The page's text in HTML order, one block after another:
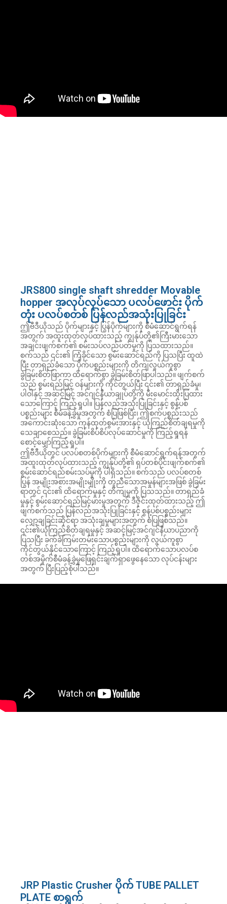
JRS800 single shaft shredder Movable
hopper အလုပ်လုပ်သော ပလပ်ဖောင်း ပိုက်
တုံး ပလပ်စတစ် ပြန်လည်အသုံးပြုခြင်း
ဤဗီဒီယိုသည် ပိုက်များနှင့် ပြွန်ပိုက်များကို စီမံဆောင်ရွက်ရန်
အတွက် အထူးထုတ်လုပ်ထားသည့် ကျွန်ုပ်တို့၏ကြီးမားသော
အချင်းဖျက်စက်၏ စမ်းသပ်လည်ပတ်မှုကို ပြသထားသည်။
စက်သည် ၎င်း၏ ကြံ့ခိုင်သော စွမ်းဆောင်ရည်ကို ပြသပြီး ထူထဲ
ပြီး တာရှည်ခံသော ပိုက်ပစ္စည်းများကို တိကျလွယ်ကူစွာ
ခွဲခြမ်းစိတ်ဖြာကာ ထိရောက်စွာ ခွဲခြမ်းစိတ်ဖြာပါသည်။ ဖျက်စက်
သည် စွမ်းရည်မြင့် ဝန်များကို ကိုင်တွယ်ပြီး ၎င်း၏ တာရှည်ခံမှု၊
ပါဝါနှင့် အဆင့်မြင့် အင်ဂျင်နီယာချုပ်တို့ကို မီးမောင်းထိုးပြထား
သောကြောင့် ကြည့်ရှုပါ။ ပြန်လည်အသုံးပြုခြင်းနှင့် စွန့်ပစ်
ပစ္စည်းများ စီမံခန့်ခွဲမှုအတွက် စံပြဖြစ်ပြီး၊ ဤစက်ပစ္စည်းသည်
အကောင်းဆုံးသော ကုန်ထုတ်စွမ်းအားနှင့် ယုံကြည်စိတ်ချရမှုကို
သေချာစေသည်။ ခွဲခြမ်းစိပ်စိပ်လုပ်ဆောင်မှုကို ကြည့်ရှုရန်
စောင့်မျှော်ကြည့်ရှုပါ။
ဤဗီဒီယိုတွင် ပလပ်စတစ်ပိုက်များကို စီမံဆောင်ရွက်ရန်အတွက်
အထူးထုတ်လုပ်ထားသည့် ကျွန်ုပ်တို့၏ ရှပ်တစ်ပိုင်းဖျက်စက်၏
စွမ်းဆောင်ရည်စမ်းသပ်မှုကို ပါရှိသည်။ စက်သည် ပလပ်စတစ်
ပြွန် အမျိုးအစားအမျိုးမျိုးကို တူညီသောအမှုန်များအဖြစ် ခွဲခြမ်း
ရာတွင် ၎င်း၏ ထိရောက်မှုနှင့် တိကျမှုကို ပြသသည်။ တာရှည်ခံ
မှုနှင့် စွမ်းဆောင်ရည်မြင့်မားမှုအတွက် ဒီဇိုင်းထုတ်ထားသည့် ဤ
ဖျက်စက်သည် ပြန်လည်အသုံးပြုခြင်းနှင့် စွန့်ပစ်ပစ္စည်းများ
လျှော့ချခြင်းဆိုင်ရာ အသုံးချမှုများအတွက် စံပြဖြစ်သည်။
၎င်း၏ယုံကြည်စိတ်ချရမှုနှင့် အဆင့်မြင့်အင်ဂျင်နီယာပညာကို
ပြသပြီး ခက်ခဲကြမ်းတမ်းသောပစ္စည်းများကို လွယ်ကူစွာ
ကိုင်တွယ်နိုင်သောကြောင့် ကြည့်ရှုပါ။ ထိရောက်သောပလပ်စ
တစ်အမှိုက်စီမံခန့်ခွဲမှုဖြေရှင်းချက်ရှာဖွေနေသော လုပ်ငန်းများ
အတွက် ပြီးပြည့်စုံပါသည်။
JRP Plastic Crusher ပိုက် TUBE PALLET
PLATE စာရွက်